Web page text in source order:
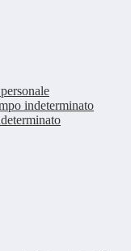
indeterminato